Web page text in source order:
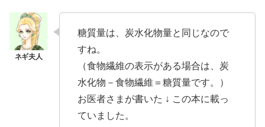
糖質量は、炭水化物量と同じなので
すね。
（食物繊維の表示がある場合は、炭
水化物－食物繊維＝糖質量です。）
お医者さまが書いた ↓ この本に載っ
ていました。